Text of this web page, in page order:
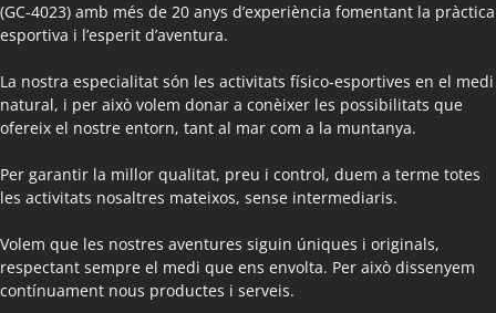
Activitats Família Amics Aguilar de Segarra
Colònies Escolars Aguilar de Segarra
Activitats Teambuilding Empreses Agullana
Activitats Família Amics Agullana
Colònies Escolars Agullana
Activitats Família Amics Aiguafreda
Activitats Teambuilding Empreses Aiguamúrcia
Activitats Família Amics Aiguamúrcia
Colònies Escolars Aiguamúrcia
(GC-4023) amb més de 20 anys d’experiència fomentant la pràctica
esportiva i l’esperit d’aventura.
La nostra especialitat són les activitats físico-esportives en el medi
natural, i per això volem donar a conèixer les possibilitats que
ofereix el nostre entorn, tant al mar com a la muntanya.
Per garantir la millor qualitat, preu i control, duem a terme totes
les activitats nosaltres mateixos, sense intermediaris.
Volem que les nostres aventures siguin úniques i originals,
respectant sempre el medi que ens envolta. Per això dissenyem
contínuament nous productes i serveis.